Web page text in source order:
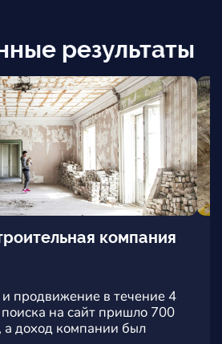
результаты
крепи
сайта на новый хостинг и
Главный запрос клиента
Работы сделаны за